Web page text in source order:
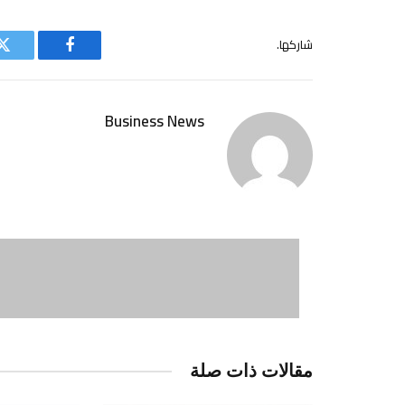
شاركها.
فيسبوك
Business News
مقالات ذات صلة